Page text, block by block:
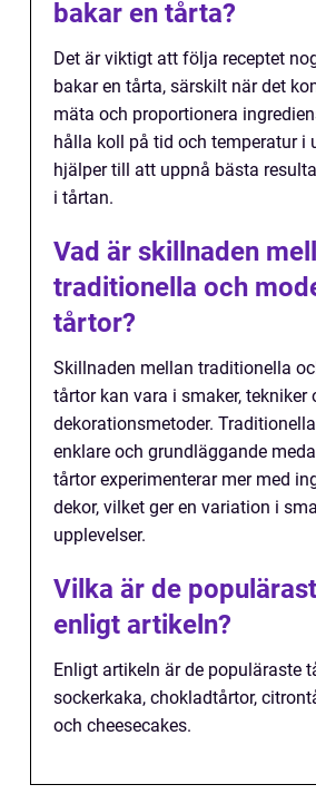
bakar en tårta?
Det är viktigt att följa receptet
bakar en tårta, särskilt när det
mäta och proportionera
hålla koll på tid och temperatur i
hjälper till att uppnå bästa
i tårtan.
Vad är skillnaden
traditionella och
tårtor?
Skillnaden mellan traditionella
tårtor kan vara i smaker, tekniker
dekorationsmetoder.
enklare och grundläggande
tårtor experimenterar mer med
dekor, vilket ger en variation i
upplevelser.
Vilka är de
enligt artikeln?
Enligt artikeln är de populäraste
sockerkaka, chokladtårtor,
och cheesecakes.